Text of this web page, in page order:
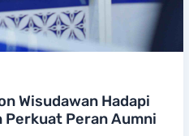
Wisudawan Hadapi
Peran Aumni